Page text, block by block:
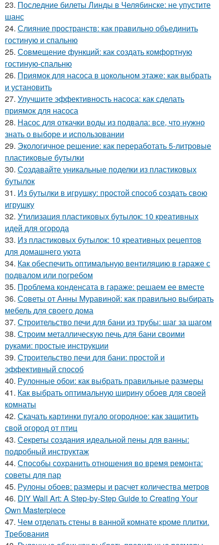
23. Последние билеты Линды в Челябинске: не упустите
шанс
24. Слияние пространств: как правильно объединить
гостиную и спальню
25. Совмещение функций: как создать комфортную
гостиную-спальню
26. Приямок для насоса в цокольном этаже: как выбрать
и установить
27. Улучшите эффективность насоса: как сделать
приямок для насоса
28. Насос для откачки воды из подвала: все, что нужно
знать о выборе и использовании
29. Экологичное решение: как переработать 5-литровые
пластиковые бутылки
30. Создавайте уникальные поделки из пластиковых
бутылок
31. Из бутылки в игрушку: простой способ создать свою
игрушку
32. Утилизация пластиковых бутылок: 10 креативных
идей для огорода
33. Из пластиковых бутылок: 10 креативных рецептов
для домашнего уюта
34. Как обеспечить оптимальную вентиляцию в гараже с
подвалом или погребом
35. Проблема конденсата в гараже: решаем ее вместе
36. Советы от Анны Муравиной: как правильно выбирать
мебель для своего дома
37. Строительство печи для бани из трубы: шаг за шагом
38. Строим металлическую печь для бани своими
руками: простые инструкции
39. Строительство печи для бани: простой и
эффективный способ
40. Рулонные обои: как выбрать правильные размеры
41. Как выбрать оптимальную ширину обоев для своей
комнаты
42. Скачать картинки пугало огородное: как защитить
свой огород от птиц
43. Секреты создания идеальной пены для ванны:
подробный инструктаж
44. Способы сохранить отношения во время ремонта:
советы для пар
45. Рулоны обоев: размеры и расчет количества метров
46. DIY Wall Art: A Step-by-Step Guide to Creating Your
Own Masterpiece
47. Чем отделать стены в ванной комнате кроме плитки.
Требования